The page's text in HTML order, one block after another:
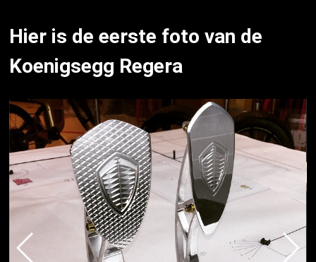
Hier is de eerste foto van de
Koenigsegg Regera